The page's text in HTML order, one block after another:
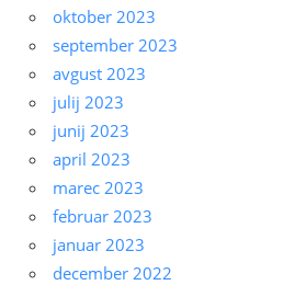
oktober 2023
september 2023
avgust 2023
julij 2023
junij 2023
april 2023
marec 2023
februar 2023
januar 2023
december 2022